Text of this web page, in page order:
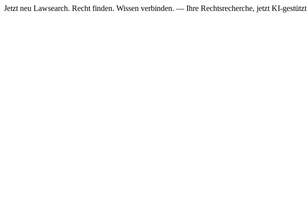
Jetzt neu Lawsearch. Recht finden. Wissen verbinden. — Ihre Rechtsrecherche, jetzt KI-gestützt